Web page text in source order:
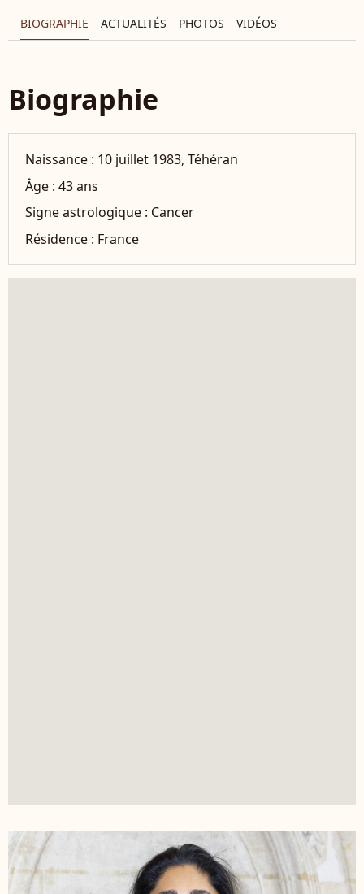
BIOGRAPHIE ACTUALITÉS PHOTOS VIDÉOS
Biographie
Naissance : 10 juillet 1983, Téhéran
Âge :43 ans
Signe astrologique : Cancer
Résidence : France